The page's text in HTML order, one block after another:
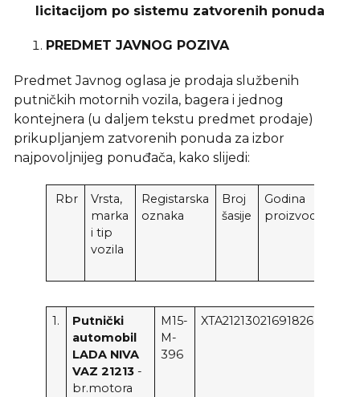
licitacijom po sistemu zatvorenih ponuda
PREDMET JAVNOG POZIVA
Predmet Javnog oglasa je prodaja službenih
putničkih motornih vozila, bagera i jednog
kontejnera (u daljem tekstu predmet prodaje)
prikupljanjem zatvorenih ponuda za izbor
najpovoljnijeg ponuđača, kako slijedi:
Rbr
Vrsta,
marka
i tip
vozila
Registarska
oznaka
Broj
šasije
Godina
proizvodnje
1.
Putnički
automobil
LADA NIVA
VAZ 21213 -
br.motora
M15-
M-
396
XTA21213021691826